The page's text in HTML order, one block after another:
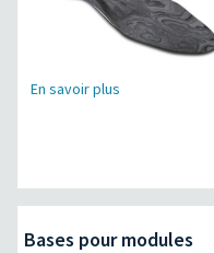
En savoir plus
Bases pour modules